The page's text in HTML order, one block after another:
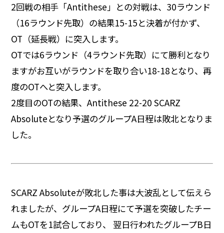
2回戦の相手「Antithese」との対戦は、30ラウンド
（16ラウンド先取）の結果15-15と決着が付かず、
OT（延長戦）に突入します。
OTでは6ラウンド（4ラウンド先取）にて勝利となり
ますがお互いがラウンドを取り合い18-18となり、再
度のOTへと突入します。
2度目のOTの結果、Antithese 22-20 SCARZ
Absoluteとなり予選のグループA日程は敗北となりま
した。
SCARZ Absoluteが敗北した事は大波乱として伝えら
れましたが、グループA日程にて予選を突破したチー
ムもOTを1試合しており、 翌日行われたグループB日